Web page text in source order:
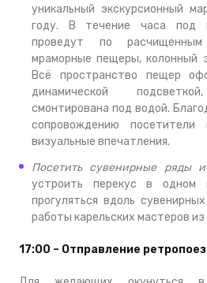
уникальный экскурсионный
году. В течение часа под
проведут по
мраморные пещеры, колонный
Всё пространство пещер
динамической
смонтирована под водой.
сопровождению посетители
визуальные впечатления.
Посетить сувенирные ряды
устроить перекус в
прогуляться вдоль
работы карельских мастеров из
17:00 – Отправление